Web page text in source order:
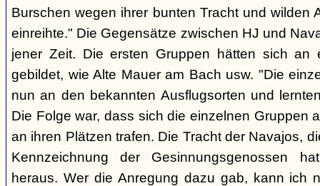
Burschen wegen ihrer bunten Tracht und wilden
einreihte." Die Gegensätze zwischen HJ und
jener Zeit. Die ersten Gruppen hätten sich an
gebildet, wie Alte Mauer am Bach usw. "Die
nun an den bekannten Ausflugsorten und
Die Folge war, dass sich die einzelnen Gruppen
an ihren Plätzen trafen. Die Tracht der Navajos,
Kennzeichnung der Gesinnungsgenossen
heraus. Wer die Anregung dazu gab, kann ich